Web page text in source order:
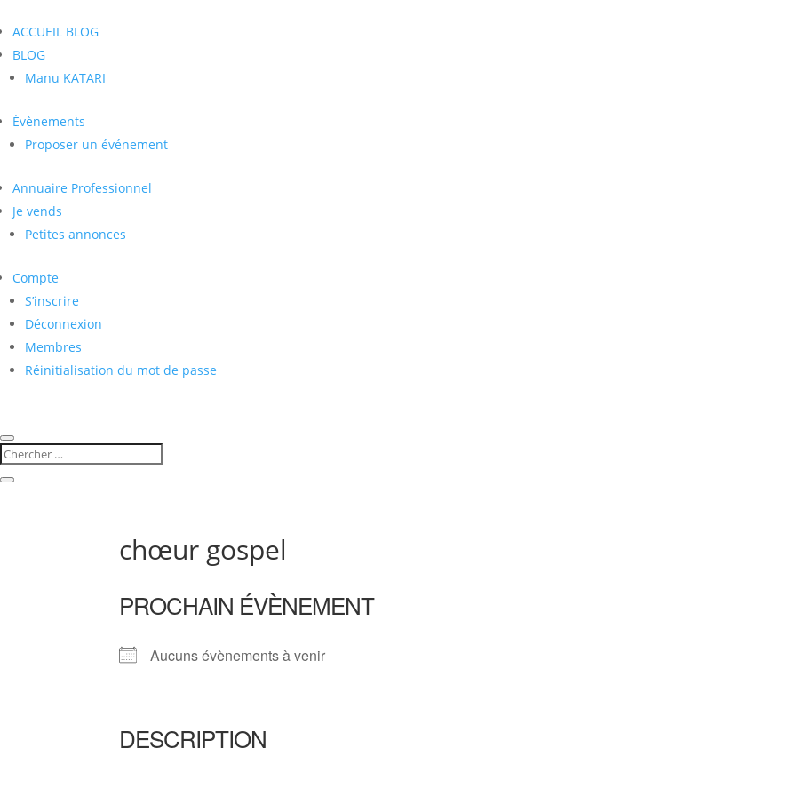
ACCUEIL BLOG
BLOG
Manu KATARI
Évènements
Proposer un événement
Annuaire Professionnel
Je vends
Petites annonces
Compte
S’inscrire
Déconnexion
Membres
Réinitialisation du mot de passe
chœur gospel
PROCHAIN ÉVÈNEMENT
Aucuns évènements à venir
DESCRIPTION